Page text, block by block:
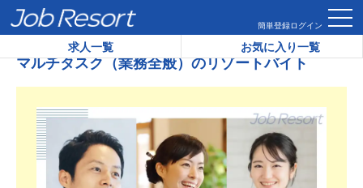
簡単登録ログイン
求人一覧 お気に入り一覧
HOME マルチタスク（業務全般）のリゾートバイト
マルチタスク（業務全般）のリゾートバイト